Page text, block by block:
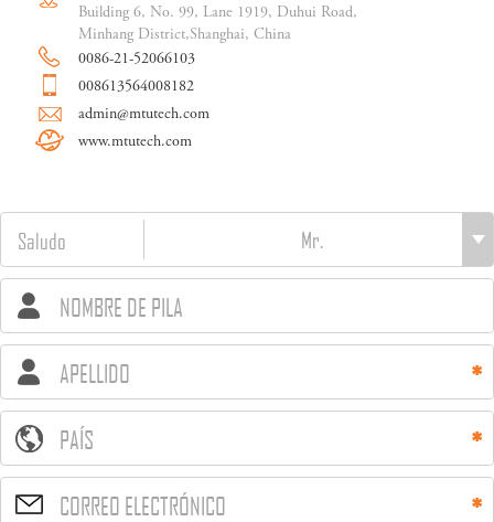
Building 6, No. 99, Lane 1919, Duhui Road,
Minhang District,Shanghai, China
0086-21-52066103
008613564008182
admin@mtutech.com
www.mtutech.com
Saludo
NOMBRE DE PILA
APELLIDO
PAÍS
CORREO ELECTRÓNICO